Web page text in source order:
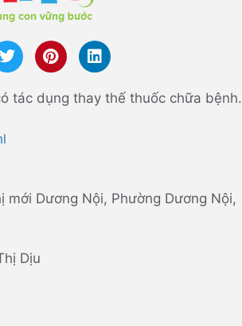
tác dụng thay thế thuốc chữa bệnh.
Dương Nội, Phường Dương Nội,
Dịu